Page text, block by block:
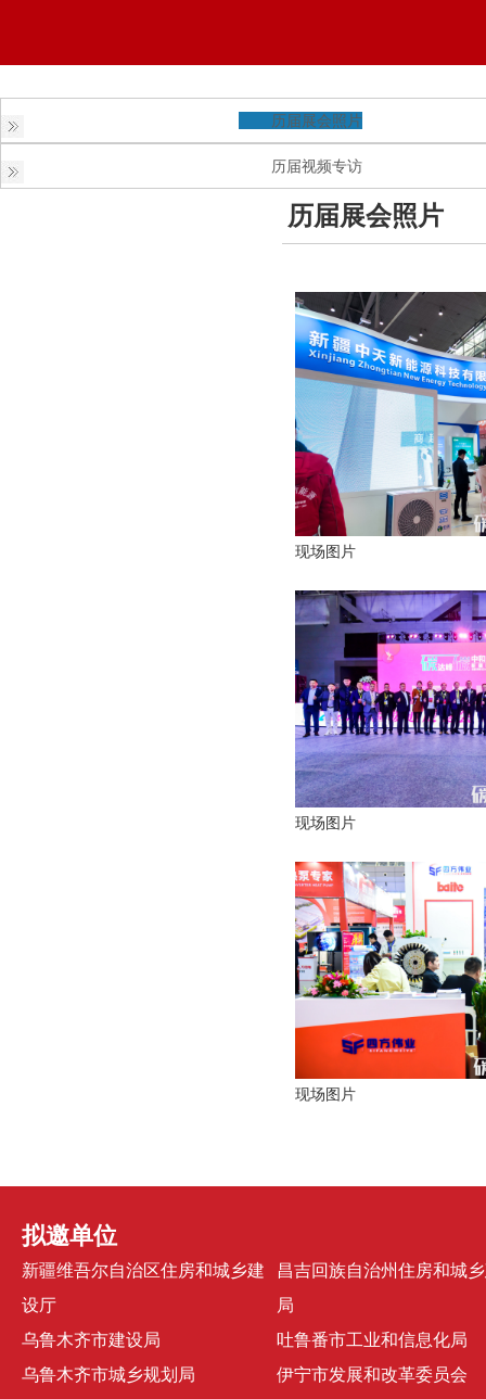
历届展会照片
历届视频专访
历届展会照片
现场图片
现场图片
现场图片
拟邀单位
新疆维吾尔自治区住房和城乡建
设厅
乌鲁木齐市建设局
乌鲁木齐市城乡规划局
昌吉回族自治州住房和城
局
吐鲁番市工业和信息化局
伊宁市发展和改革委员会